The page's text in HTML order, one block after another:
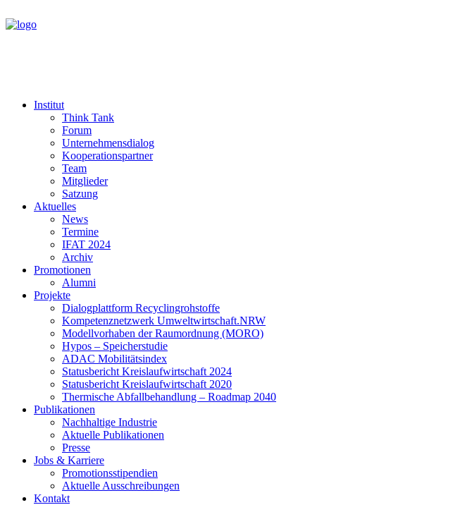
Institut
Think Tank
Forum
Unternehmensdialog
Kooperationspartner
Team
Mitglieder
Satzung
Aktuelles
News
Termine
IFAT 2024
Archiv
Promotionen
Alumni
Projekte
Dialogplattform Recyclingrohstoffe
Kompetenznetzwerk Umweltwirtschaft.NRW
Modellvorhaben der Raumordnung (MORO)
Hypos – Speicherstudie
ADAC Mobilitätsindex
Statusbericht Kreislaufwirtschaft 2024
Statusbericht Kreislaufwirtschaft 2020
Thermische Abfallbehandlung – Roadmap 2040
Publikationen
Nachhaltige Industrie
Aktuelle Publikationen
Presse
Jobs & Karriere
Promotionsstipendien
Aktuelle Ausschreibungen
Kontakt